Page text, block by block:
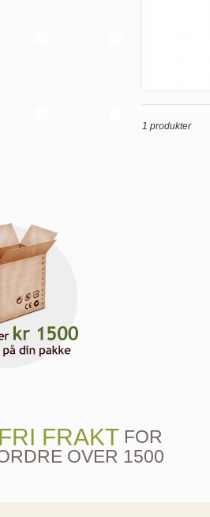
1 produkter
FRI FRAKT FOR
OVER 1500